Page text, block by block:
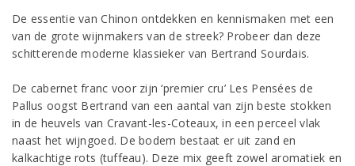
De essentie van Chinon ontdekken en kennismaken met een
van de grote wijnmakers van de streek? Probeer dan deze
schitterende moderne klassieker van Bertrand Sourdais.
De cabernet franc voor zijn ‘premier cru’ Les Pensées de
Pallus oogst Bertrand van een aantal van zijn beste stokken
in de heuvels van Cravant-les-Coteaux, in een perceel vlak
naast het wijngoed. De bodem bestaat er uit zand en
kalkachtige rots (tuffeau). Deze mix geeft zowel aromatiek en